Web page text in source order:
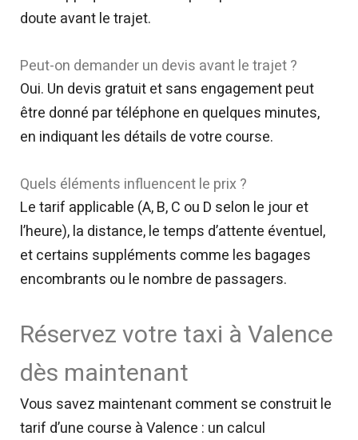
doute avant le trajet.
Peut-on demander un devis avant le trajet ?
Oui. Un devis gratuit et sans engagement peut
être donné par téléphone en quelques minutes,
en indiquant les détails de votre course.
Quels éléments influencent le prix ?
Le tarif applicable (A, B, C ou D selon le jour et
l’heure), la distance, le temps d’attente éventuel,
et certains suppléments comme les bagages
encombrants ou le nombre de passagers.
Réservez votre taxi à Valence
dès maintenant
Vous savez maintenant comment se construit le
tarif d’une course à Valence : un calcul